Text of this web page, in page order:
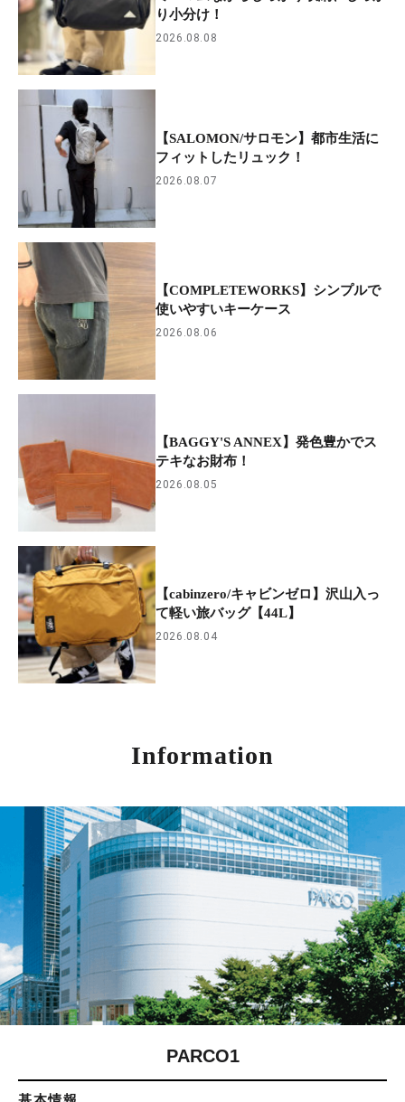
り小分け！
2026.08.08
【SALOMON/サロモン】都市生活に
フィットしたリュック！
2026.08.07
【COMPLETEWORKS】シンプルで
使いやすいキーケース
2026.08.06
【BAGGY'S ANNEX】発色豊かでス
テキなお財布！
2026.08.05
【cabinzero/キャビンゼロ】沢山入っ
て軽い旅バッグ【44L】
2026.08.04
Information
PARCO1